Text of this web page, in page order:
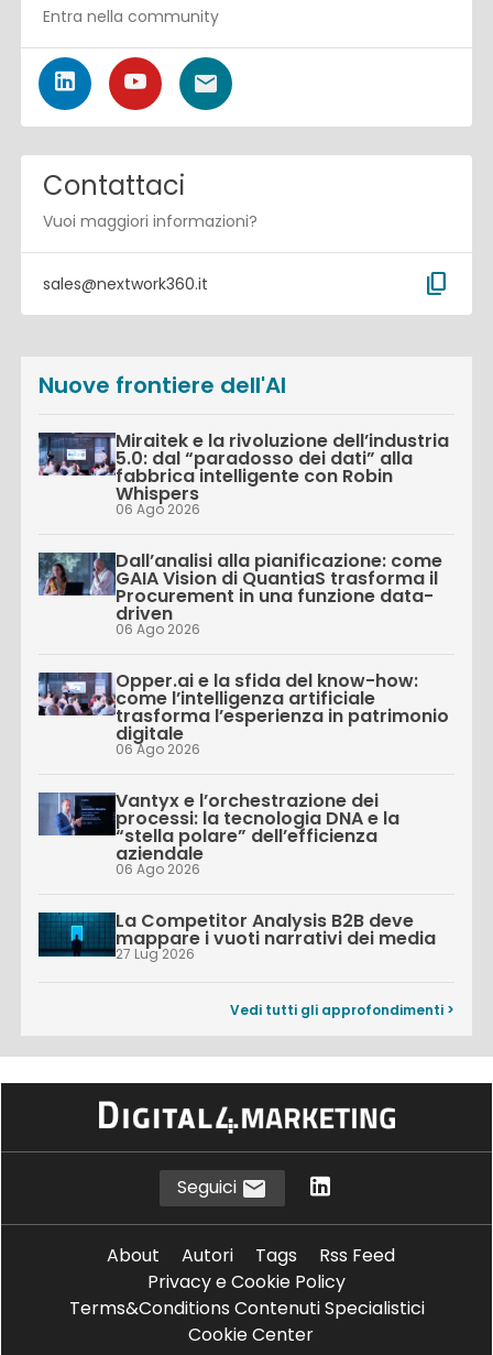
Entra nella community
Contattaci
Vuoi maggiori informazioni?
sales@nextwork360.it content_copy
Nuove frontiere dell'AI
Miraitek e la rivoluzione dell’industria
5.0: dal “paradosso dei dati” alla
fabbrica intelligente con Robin
Whispers
06 Ago 2026
Dall’analisi alla pianificazione: come
GAIA Vision di QuantiaS trasforma il
Procurement in una funzione data-
driven
06 Ago 2026
Opper.ai e la sfida del know-how:
come l’intelligenza artificiale
trasforma l’esperienza in patrimonio
digitale
06 Ago 2026
Vantyx e l’orchestrazione dei
processi: la tecnologia DNA e la
“stella polare” dell’efficienza
aziendale
06 Ago 2026
La Competitor Analysis B2B deve
mappare i vuoti narrativi dei media
27 Lug 2026
Vedi tutti gli approfondimenti >
Seguici
About Autori Tags
Rss Feed
Privacy e Cookie Policy
Terms&Conditions Contenuti Specialistici
Cookie Center